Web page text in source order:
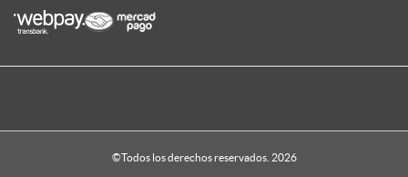
©Todos los derechos reservados. 2026